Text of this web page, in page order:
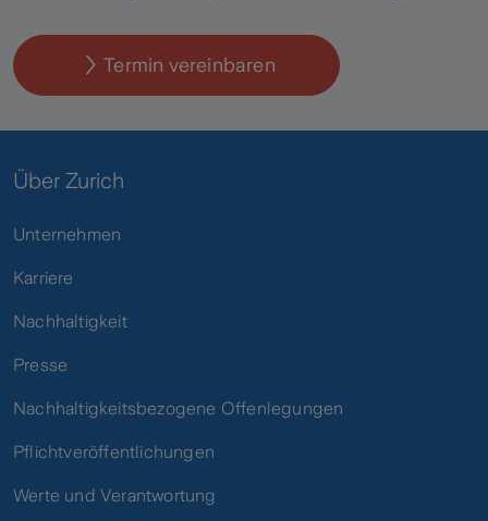
Termin vereinbaren
Über Zurich
Unternehmen
Karriere
Nachhaltigkeit
Presse
Nachhaltigkeitsbezogene Offenlegungen
Pflichtveröffentlichungen
Werte und Verantwortung